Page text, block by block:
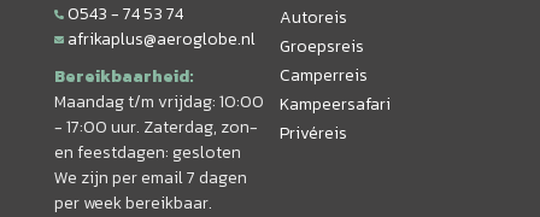
0543 - 74 53 74
afrikaplus@aeroglobe.nl
Bereikbaarheid:
Maandag t/m vrijdag: 10:00
- 17:00 uur. Zaterdag, zon-
en feestdagen: gesloten
We zijn per email 7 dagen
per week bereikbaar.
Autoreis
Groepsreis
Camperreis
Kampeersafari
Privéreis